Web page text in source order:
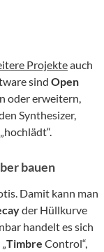
Projekteauch
sind Open
oder erweitern,
Synthesizer,
bauen
Damit kann man
der Hüllkurve
handelt es sich
Timbre Control“,